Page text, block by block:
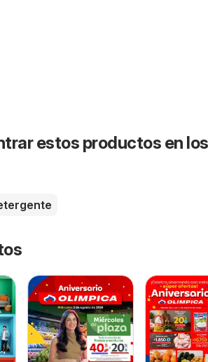
estos productos en los